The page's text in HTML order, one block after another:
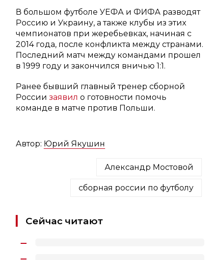
В большом футболе УЕФА и ФИФА разводят
Россию и Украину, а также клубы из этих
чемпионатов при жеребьевках, начиная с
2014 года, после конфликта между странами.
Последний матч между командами прошел
в 1999 году и закончился вничью 1:1.
Ранее бывший главный тренер сборной
России заявил о готовности помочь
команде в матче против Польши.
Автор: Юрий Якушин
Александр Мостовой
сборная россии по футболу
Сейчас читают